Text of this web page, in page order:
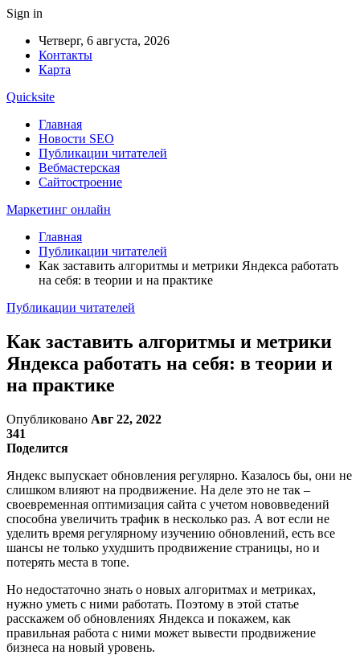
Sign in
Четверг, 6 августа, 2026
Контакты
Карта
Quicksite
Главная
Новости SEO
Публикации читателей
Вебмастерская
Сайтостроение
Маркетинг онлайн
Главная
Публикации читателей
Как заставить алгоритмы и метрики Яндекса работать
на себя: в теории и на практике
Публикации читателей
Как заставить алгоритмы и метрики
Яндекса работать на себя: в теории и
на практике
Опубликовано Авг 22, 2022
341
Поделится
Яндекс выпускает обновления регулярно. Казалось бы, они не
слишком влияют на продвижение. На деле это не так –
своевременная оптимизация сайта с учетом нововведений
способна увеличить трафик в несколько раз. А вот если не
уделить время регулярному изучению обновлений, есть все
шансы не только ухудшить продвижение страницы, но и
потерять места в топе.
Но недостаточно знать о новых алгоритмах и метриках,
нужно уметь с ними работать. Поэтому в этой статье
расскажем об обновлениях Яндекса и покажем, как
правильная работа с ними может вывести продвижение
бизнеса на новый уровень.